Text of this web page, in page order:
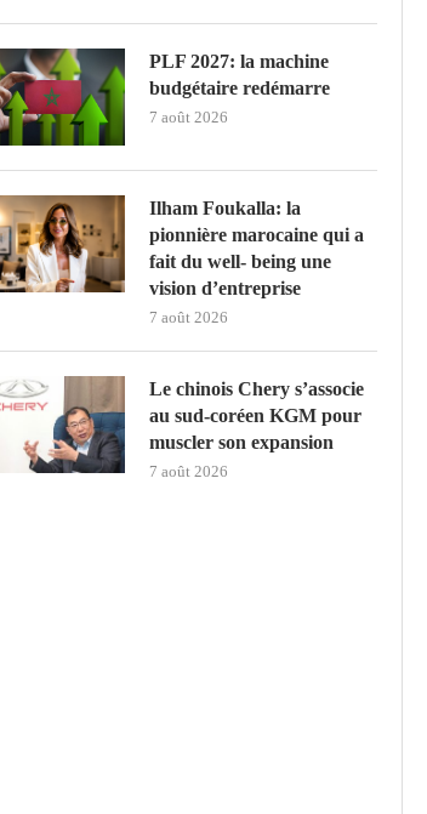
PLF 2027: la machine
budgétaire redémarre
7 août 2026
Ilham Foukalla: la
pionnière marocaine qui a
fait du well- being une
vision d’entreprise
7 août 2026
Le chinois Chery s’associe
au sud‑coréen KGM pour
muscler son expansion
7 août 2026